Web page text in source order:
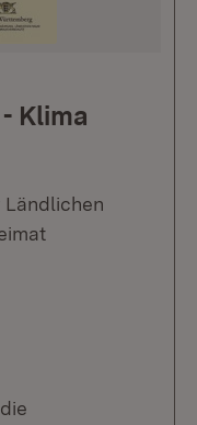
Klima
Ländlichen